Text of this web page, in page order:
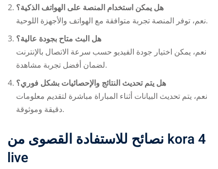
هل يمكن استخدام المنصة على الهواتف الذكية؟
نعم، توفر المنصة تجربة متوافقة مع الهواتف والأجهزة اللوحية.
هل البث متاح بجودة عالية؟
نعم، يمكن اختيار جودة الفيديو حسب سرعة الاتصال بالإنترنت
لضمان أفضل تجربة مشاهدة.
هل يتم تحديث النتائج والإحصائيات بشكل فوري؟
نعم، يتم تحديث البيانات أثناء المباراة مباشرة لتقديم معلومات
دقيقة وموثوقة.
kora 4
live